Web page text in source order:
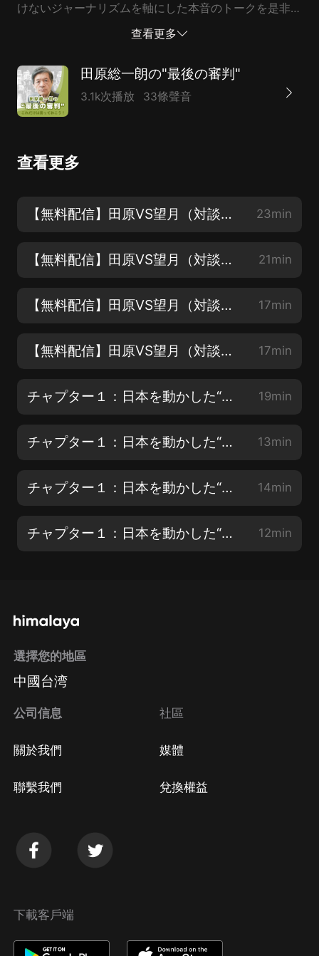
けないジャーナリズムを軸にした本音のトークを是非お
楽しみください。エピソード1：官房長官記者會見のウ
クラブ」の実態エピソード3：「令和」の幕開けと日本
のジャーナリズムエピソード4：「ポスト安倍」と「令
和おじさん」待望論の行方田原総一朗（たはら・そうい
を経て、77年からフリー。主として放送、出版などの
力的にこなしつつ、つねにジャーナリズムに新風をもた
衣塑子（もちづき・いそこ）1975年、東京都生まれ。
查看更多
田原総一朗の"最後の審判"
3.1k次播放 33條聲音
查看更多
【無料配信】田原VS望月（対談１）：官房長官記者會見のウラ側 23min
【無料配信】田原VS望月（対談２）：メスを入れろ！ーー馴れ合い「記者クラブ」の実態 21min
【無料配信】田原VS望月（対談３）：「令和」の幕開けと日本のジャーナリズム 17min
【無料配信】田原VS望月（対談４）：「ポスト安倍」と「令和おじさん」待望論の行方 17min
チャプター１：日本を動かした“怪物”たち（その１） 19min
チャプター１：日本を動かした“怪物”たち（その２） 13min
チャプター１：日本を動かした“怪物”たち（その3） 14min
チャプター１：日本を動かした“怪物”たち（その4） 12min
選擇您的地區
中國台湾
公司信息
關於我們
聯繫我們
社區
媒體
兌換權益
下載客戶端